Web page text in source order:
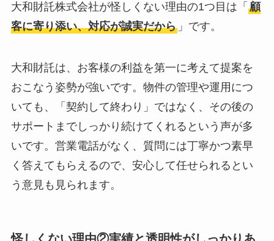
大和財託株式会社が怪しくない理由の1つ目は「 顧
客に寄り添い、対応が誠実だから」です。
大和財託は、お客様の利益を第一に考えて提案を
おこなう姿勢が強いです。物件の管理や運用につ
いても、「契約して終わり」ではなく、その後の
サポートまでしっかり続けてくれるという声が多
いです。営業電話がなく、質問には丁寧かつ素早
く答えてもらえるので、安心して任せられるとい
う意見も見られます。